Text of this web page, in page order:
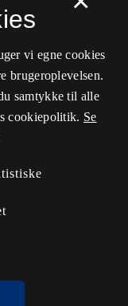
vi egne cookies
brugeroplevelsen.
samtykke til alle
cookiepolitik. Se